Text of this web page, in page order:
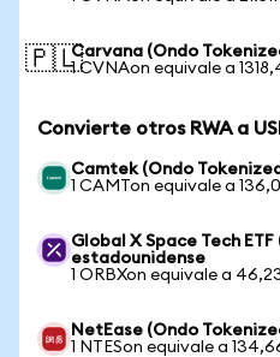
🇵🇱Carvana (Ondo
1 CVNAon equivale a
Convierte otros RWA a
Camtek (Ondo
1 CAMTon equivale a
Global X Space Tech
estadounidense
1 ORBXon equivale a
NetEase (Ondo
1 NTESon equivale a